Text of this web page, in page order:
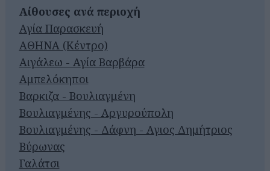
Αίθουσες ανά περιοχή
Αγία Παρασκευή
ΑΘΗΝΑ (Κέντρο)
Αιγάλεω - Αγία Βαρβάρα
Αμπελόκηποι
Βαρκιζα - Βουλιαγμένη
Βουλιαγμένης - Αργυρούπολη
Βουλιαγμένης - Δάφνη - Αγιος Δημήτριος
Βύρωνας
Γαλάτσι